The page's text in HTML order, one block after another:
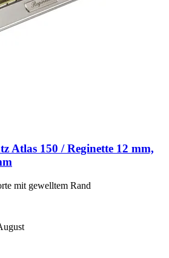
Atlas 150 / Reginette 12 mm,
mit gewelltem Rand